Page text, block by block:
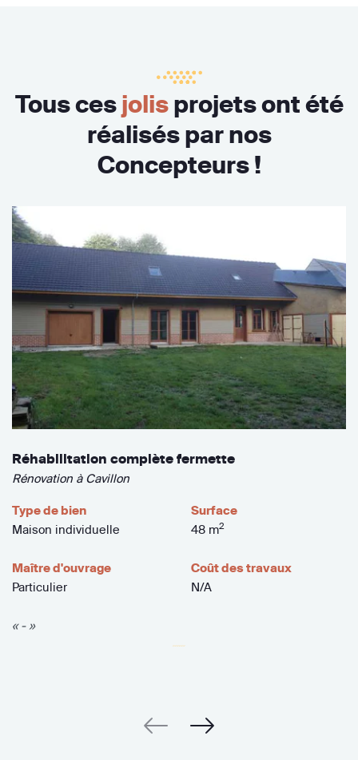
Tous cesjolisprojets ont été
réalisés par nos
Concepteurs !
Réhabilitation complète fermette
Rénovation à Cavillon
Type de bien
Maison individuelle
Surface
48 m2
Maître d'ouvrage
Particulier
Coût des travaux
N/A
« - »